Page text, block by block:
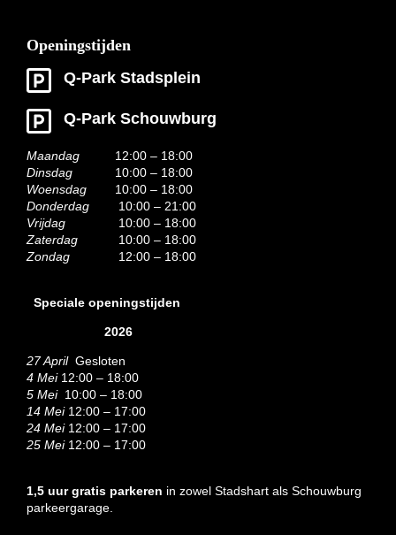
Openingstijden
Q-Park Stadsplein
Q-Park Schouwburg
Maandag
12:00 – 18:00
Dinsdag
10:00 – 18:00
Woensdag
10:00 – 18:00
Donderdag
10:00 – 21:00
Vrijdag
10:00 – 18:00
Zaterdag
10:00 – 18:00
Zondag
12:00 – 18:00
Speciale openingstijden
2026
27 AprilGesloten
4 Mei12:00 – 18:00
5 Mei10:00 – 18:00
14 Mei12:00 – 17:00
24 Mei12:00 – 17:00
25 Mei 12:00 – 17:00
1,5 uur gratis parkeren in zowel Stadshart als Schouwburg
parkeergarage.